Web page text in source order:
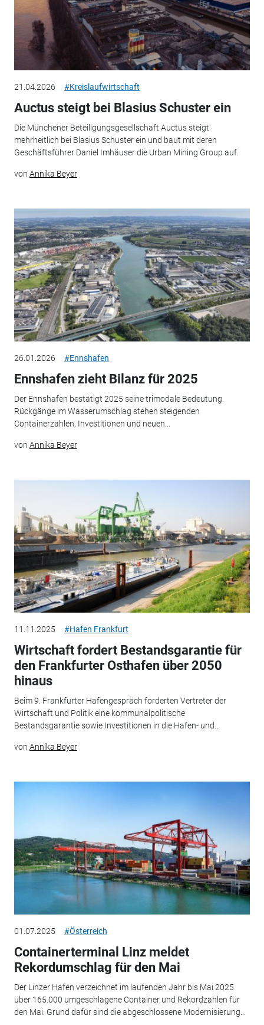
21.04.2026 #Kreislaufwirtschaft
Auctus steigt bei Blasius Schuster ein
Die Münchener Beteiligungsgesellschaft Auctus steigt
mehrheitlich bei Blasius Schuster ein und baut mit deren
Geschäftsführer Daniel Imhäuser die Urban Mining Group auf.
von Annika Beyer
26.01.2026 #Ennshafen
Ennshafen zieht Bilanz für 2025
Der Ennshafen bestätigt 2025 seine trimodale Bedeutung.
Rückgänge im Wasserumschlag stehen steigenden
Containerzahlen, Investitionen und neuen...
von Annika Beyer
11.11.2025 #Hafen Frankfurt
Wirtschaft fordert Bestandsgarantie für
den Frankfurter Osthafen über 2050
hinaus
Beim 9. Frankfurter Hafengespräch forderten Vertreter der
Wirtschaft und Politik eine kommunalpolitische
Bestandsgarantie sowie Investitionen in die Hafen- und...
von Annika Beyer
01.07.2025 #Österreich
Containerterminal Linz meldet
Rekordumschlag für den Mai
Der Linzer Hafen verzeichnet im laufenden Jahr bis Mai 2025
über 165.000 umgeschlagene Container und Rekordzahlen für
den Mai. Grund dafür sind die abgeschlossene Modernisierung...